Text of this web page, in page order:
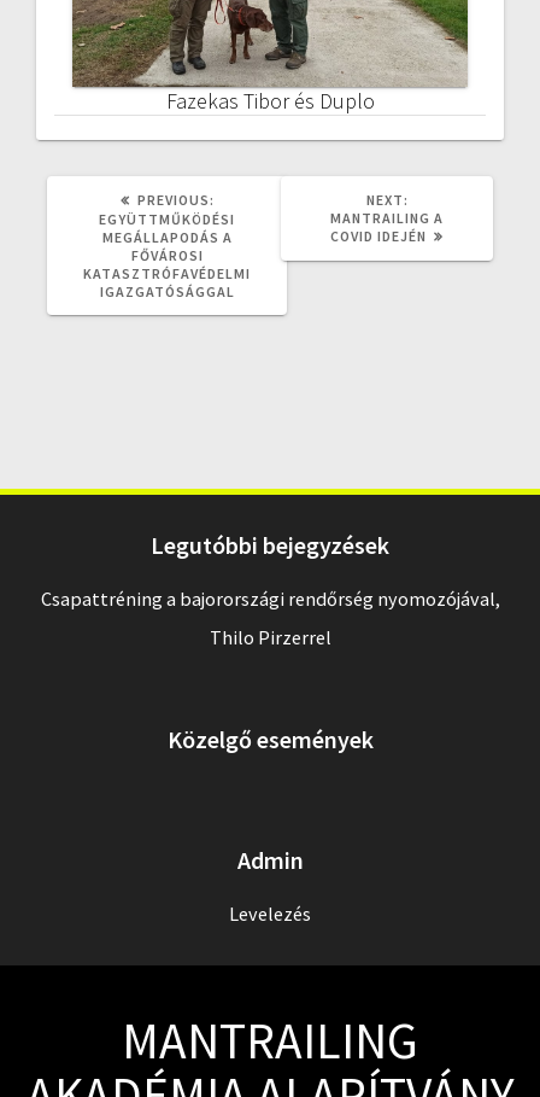
Fazekas Tibor és Duplo
PREVIOUS:
POST:
EGYÜTTMŰKÖDÉSI
MEGÁLLAPODÁS A
FŐVÁROSI
KATASZTRÓFAVÉDELMI
IGAZGATÓSÁGGAL
NEXT:
POST:
MANTRAILING A
COVID IDEJÉN
Legutóbbi bejegyzések
Csapattréning a bajorországi rendőrség nyomozójával,
Thilo Pirzerrel
Közelgő események
Admin
Levelezés
MANTRAILING